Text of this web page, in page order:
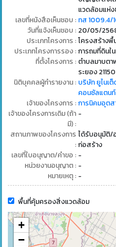
แวดล้อมแห่ง
เลขที่หนังสือเห็นชอบ : ทส 1009.4/
วันที่แจ้งเห็นชอบ : 20/05/
ประเภทโครงการ : โครงสร้างพื้
ประเภทโครงการรอง : การถมที่ดินใน
ที่ตั้งโครงการ : ตำบลมาบตา
ระยอง 21150
นิติบุคคลผู้ทำรายงาน : บริษัท ยูไนเ
คอนซัลแตน
เจ้าของโครงการ : การนิคมอุตส
เจ้าของโครงการเดิม (ถ้า
มี) :
-
สถานภาพของโครงการ
:
ได้รับอนุมัติ/
ก่อสร้าง
เลขที่ใบอนุญาต/คำขอ : -
หน่วยงานอนุญาต : -
หมายเหตุ : -
พื้นที่คุ้มครองสิ่งแวดล้อม
+
−